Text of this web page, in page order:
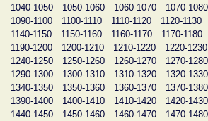
1040-1050
1050-1060 1060-1070 1070-1080
1090-1100
1100-1110 1110-1120 1120-1130
1140-1150
1150-1160 1160-1170 1170-1180
1190-1200
1200-1210 1210-1220 1220-1230
1240-1250
1250-1260 1260-1270 1270-1280
1290-1300
1300-1310 1310-1320 1320-1330
1340-1350
1350-1360 1360-1370 1370-1380
1390-1400
1400-1410 1410-1420 1420-1430
1440-1450
1450-1460 1460-1470 1470-1480